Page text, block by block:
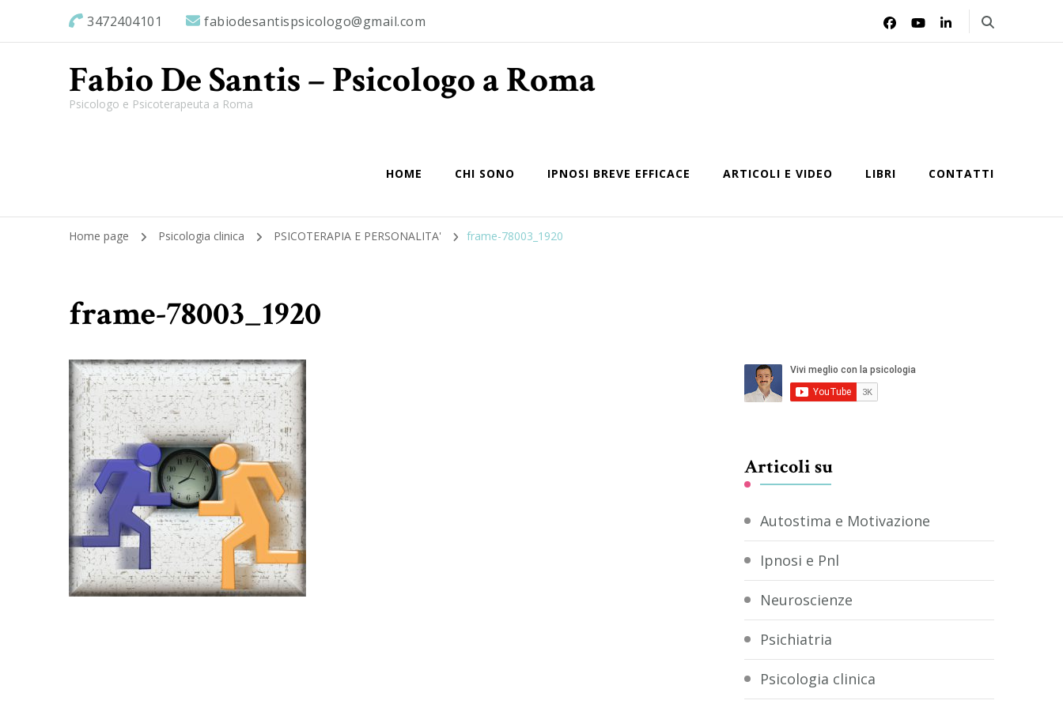
3472404101 fabiodesantispsicologo@gmail.com
Fabio De Santis – Psicologo a Roma
Psicologo e Psicoterapeuta a Roma
HOME CHI SONO IPNOSI BREVE EFFICACE ARTICOLI E VIDEO LIBRI CONTATTI
Home page Psicologia clinica PSICOTERAPIA E PERSONALITA' frame-78003_1920
frame-78003_1920
Articoli su
Autostima e Motivazione
Ipnosi e Pnl
Neuroscienze
Psichiatria
Psicologia clinica